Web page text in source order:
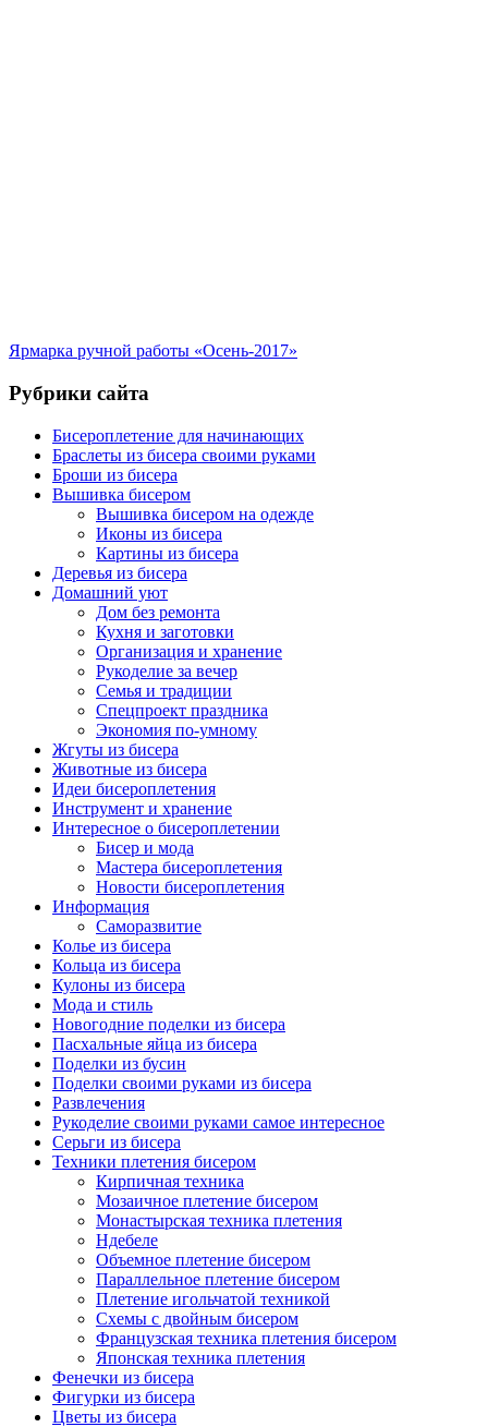
Ярмарка ручной работы «Осень-2017»
Рубрики сайта
Бисероплетение для начинающих
Браслеты из бисера своими руками
Броши из бисера
Вышивка бисером
Вышивка бисером на одежде
Иконы из бисера
Картины из бисера
Деревья из бисера
Домашний уют
Дом без ремонта
Кухня и заготовки
Организация и хранение
Рукоделие за вечер
Семья и традиции
Спецпроект праздника
Экономия по-умному
Жгуты из бисера
Животные из бисера
Идеи бисероплетения
Инструмент и хранение
Интересное о бисероплетении
Бисер и мода
Мастера бисероплетения
Новости бисероплетения
Информация
Саморазвитие
Колье из бисера
Кольца из бисера
Кулоны из бисера
Мода и стиль
Новогодние поделки из бисера
Пасхальные яйца из бисера
Поделки из бусин
Поделки своими руками из бисера
Развлечения
Рукоделие своими руками самое интересное
Серьги из бисера
Техники плетения бисером
Кирпичная техника
Мозаичное плетение бисером
Монастырская техника плетения
Ндебеле
Объемное плетение бисером
Параллельное плетение бисером
Плетение игольчатой техникой
Схемы с двойным бисером
Французская техника плетения бисером
Японская техника плетения
Фенечки из бисера
Фигурки из бисера
Цветы из бисера